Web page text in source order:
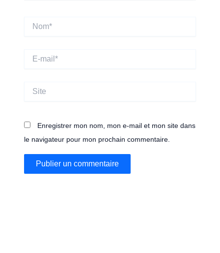
Nom*
mail*
Site
Enregistrer mon nom, mon e-mail et mon site dans
le navigateur pour mon prochain commentaire.